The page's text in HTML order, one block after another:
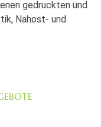
gedruckten und
Nahost- und